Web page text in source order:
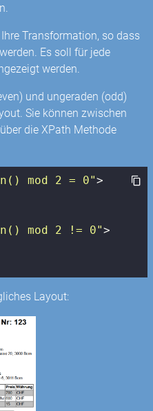
Transformation, so dass
Es soll für jede
werden.
und ungeraden (odd)
Sie können zwischen
die XPath Methode
mod 2 = 0">
mod 2 != 0">
Layout: